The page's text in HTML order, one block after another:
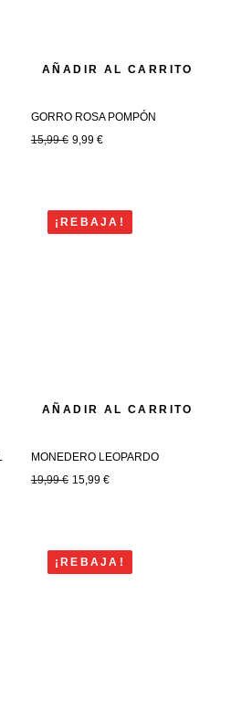
AÑADIR AL CARRITO
GORRO ROSA POMPÓN
15,99€ 9,99 €
¡REBAJA!
AÑADIR AL CARRITO
MONEDERO LEOPARDO
19,99€ 15,99 €
¡REBAJA!